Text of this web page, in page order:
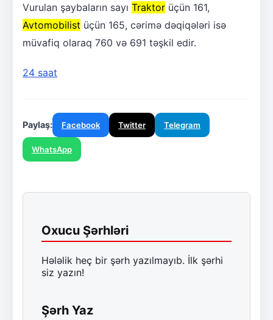
Vurulan şaybaların sayı Traktor üçün 161,
Avtomobilist üçün 165, cərimə dəqiqələri isə
müvafiq olaraq 760 və 691 təşkil edir.
24 saat
Paylaş: Facebook Twitter Telegram
WhatsApp
Oxucu Şərhləri
Hələlik heç bir şərh yazılmayıb. İlk şərhi
siz yazın!
Şərh Yaz